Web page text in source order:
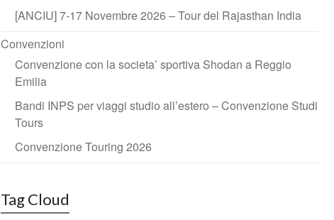
[ANCIU] 7-17 Novembre 2026 – Tour del Rajasthan India
Convenzioni
Convenzione con la societa’ sportiva Shodan a Reggio
Emilia
Bandi INPS per viaggi studio all’estero – Convenzione Studi
Tours
Convenzione Touring 2026
Tag Cloud